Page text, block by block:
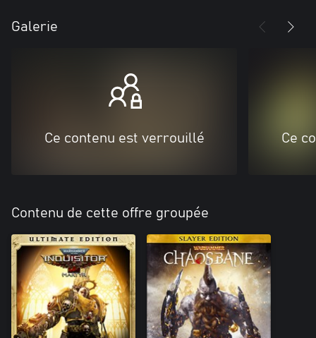
Galerie
Ce contenu est verrouillé Ce
Contenu de cette offre groupée